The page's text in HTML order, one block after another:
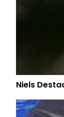
Niels